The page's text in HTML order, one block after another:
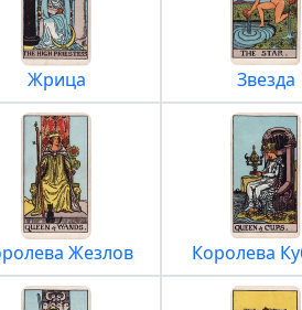
Жрица Звезда
Жезлов Королева